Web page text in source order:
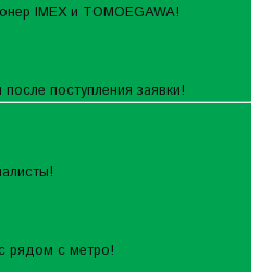
IMEX и TOMOEGAWA!
поступления заявки!
рядом с метро!